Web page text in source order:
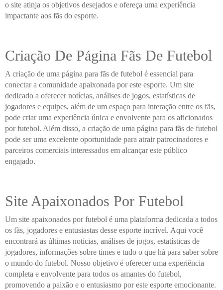
o site atinja os objetivos desejados e ofereça uma experiência
impactante aos fãs do esporte.
Criação De Página Fãs De Futebol
A criação de uma página para fãs de futebol é essencial para
conectar a comunidade apaixonada por este esporte. Um site
dedicado a oferecer notícias, análises de jogos, estatísticas de
jogadores e equipes, além de um espaço para interação entre os fãs,
pode criar uma experiência única e envolvente para os aficionados
por futebol. Além disso, a criação de uma página para fãs de futebol
pode ser uma excelente oportunidade para atrair patrocinadores e
parceiros comerciais interessados em alcançar este público
engajado.
Site Apaixonados Por Futebol
Um site apaixonados por futebol é uma plataforma dedicada a todos
os fãs, jogadores e entusiastas desse esporte incrível. Aqui você
encontrará as últimas notícias, análises de jogos, estatísticas de
jogadores, informações sobre times e tudo o que há para saber sobre
o mundo do futebol. Nosso objetivo é oferecer uma experiência
completa e envolvente para todos os amantes do futebol,
promovendo a paixão e o entusiasmo por este esporte emocionante.